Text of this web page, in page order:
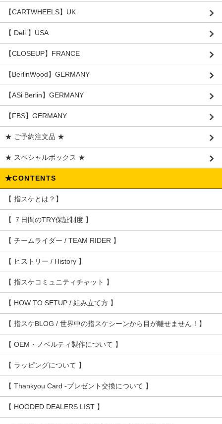
【CARTWHEELS】UK
【 Deli 】USA
【CLOSEUP】FRANCE
【BerlinWood】GERMANY
【ASi Berlin】GERMANY
【FBS】GERMANY
★ ご予約注文品 ★
★ スペシャルボックス ★
★CONTENTS
【 指スケとは？】
【 ７日間のTRY保証制度 】
【 チームライダー / TEAM RIDER 】
【 ヒストリー / History 】
【 指スケコミュニティチャット 】
【 HOW TO SETUP / 組み立て方 】
【 指スケBLOG / 世界中の指スケシーンから目が離せません！】
【 OEM・ノベルティ製作について 】
【 ラッピングについて 】
【 Thankyou Card -プレゼント交換について 】
【 HOODED DEALERS LIST 】